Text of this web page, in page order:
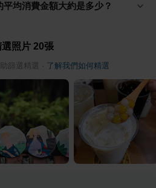
平均消費金額大約是多少？
選照片 20張
篩選精選 了解我們如何精選